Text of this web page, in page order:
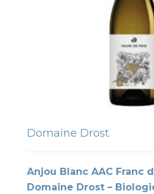
Domaine Drost
Anjou Blanc AAC Franc
Domaine Drost –